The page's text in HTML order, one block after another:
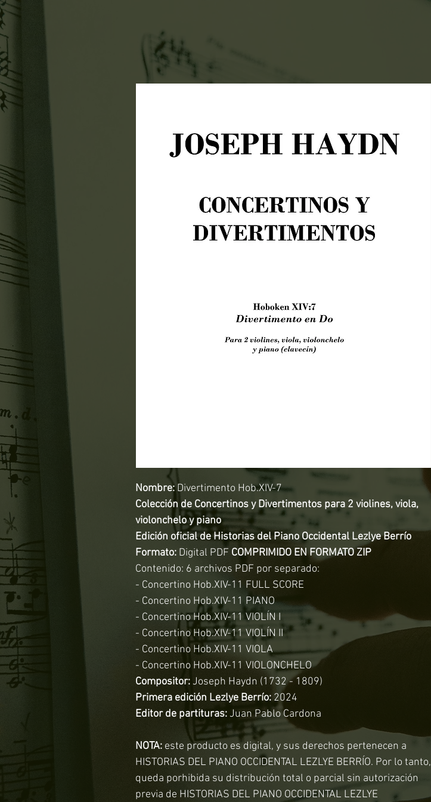
Nombre:Divertimento Hob.XIV-7
Colección de Concertinos y Divertimentos para 2 violines, viola,
violonchelo y piano
Edición oficial de Historias del Piano Occidental Lezlye Berrío
Formato: Digital PDF COMPRIMIDO EN FORMATO ZIP
Contenido: 6 archivos PDF por separado:
- Concertino Hob.XIV-11 FULL SCORE
- Concertino Hob.XIV-11 PIANO
- Concertino Hob.XIV-11 VIOLÍN I
- Concertino Hob.XIV-11 VIOLÍN II
- Concertino Hob.XIV-11 VIOLA
- Concertino Hob.XIV-11 VIOLONCHELO
Compositor: Joseph Haydn (1732 - 1809)
Primera edición Lezlye Berrío: 2024
Editor de partituras: Juan Pablo Cardona
NOTA: este producto es digital, y sus derechos pertenecen a
HISTORIAS DEL PIANO OCCIDENTAL LEZLYE BERRÍO. Por lo tanto,
queda porhibida su distribución total o parcial sin autorización
previa de HISTORIAS DEL PIANO OCCIDENTAL LEZLYE